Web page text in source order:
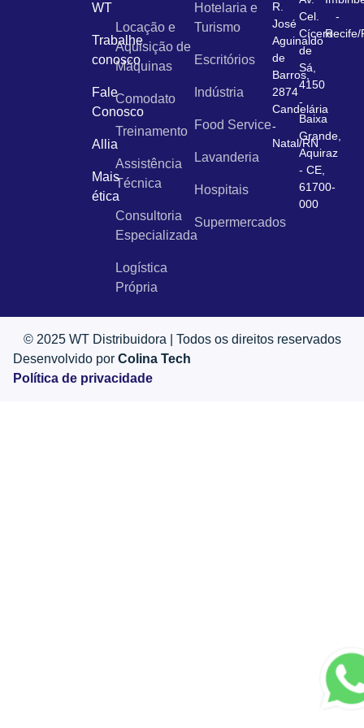
WT
Trabalhe
conosco
Fale
Conosco
Allia
Mais
ética
Locação e
Aquisição de
Máquinas
Comodato
Treinamento
Assistência
Técnica
Consultoria
Especializada
Logística
Própria
Hotelaria e
Turismo
Escritórios
Indústria
Food Service
Lavanderia
Hospitais
Supermercados
R.
José
Aguinaldo
de
Barros,
2874
Candelária
-
Natal/RN
Cel.
Cícero
de
Sá,
4150
-
Baixa
Grande,
Aquiraz
- CE,
61700-
000
-
Recife/
© 2025 WT Distribuidora | Todos os direitos reservados
Desenvolvido por Colina Tech
Política de privacidade